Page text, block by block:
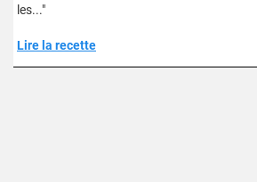
les..."
Lire la recette